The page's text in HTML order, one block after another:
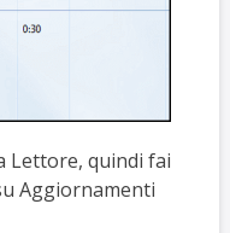
Lettore, quindi fai
Aggiornamenti